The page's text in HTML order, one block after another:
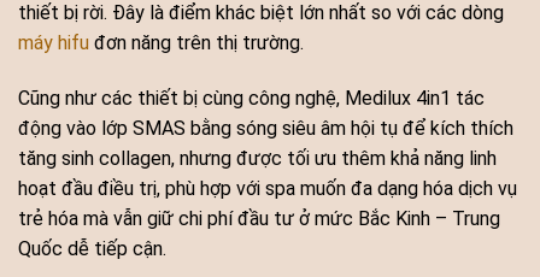
thiết bị rời. Đây là điểm khác biệt lớn nhất so với các dòng
máy hifu đơn năng trên thị trường.
Cũng như các thiết bị cùng công nghệ, Medilux 4in1 tác
động vào lớp SMAS bằng sóng siêu âm hội tụ để kích thích
tăng sinh collagen, nhưng được tối ưu thêm khả năng linh
hoạt đầu điều trị, phù hợp với spa muốn đa dạng hóa dịch vụ
trẻ hóa mà vẫn giữ chi phí đầu tư ở mức Bắc Kinh – Trung
Quốc dễ tiếp cận.